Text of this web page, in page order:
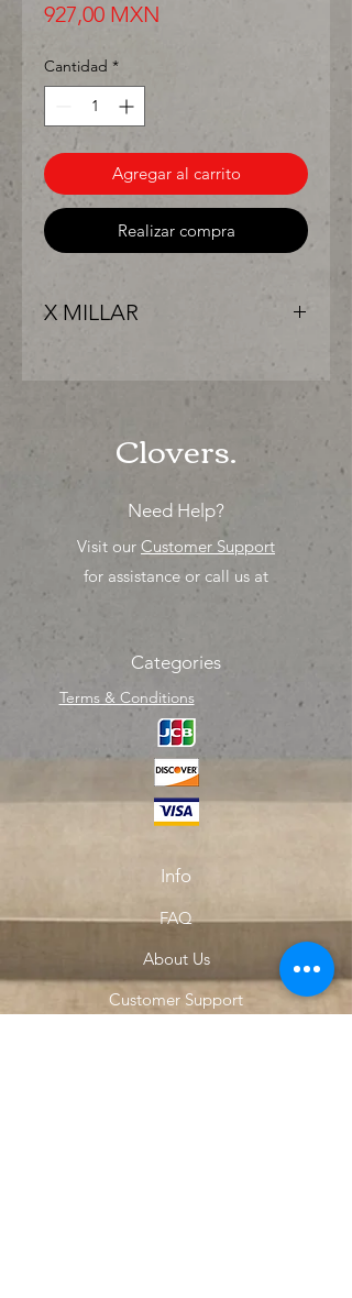
927,00 MXN
Cantidad *
Agregar al carrito
Realizar compra
X MILLAR
"PRECIO ESPECIAL ya sea para
comprar o para surtir, solo los
Clovers.
Need Help?
Visit our Customer Support
for assistance or call us at
Categories
Terms & Conditions
Info
FAQ
About Us
Customer Support